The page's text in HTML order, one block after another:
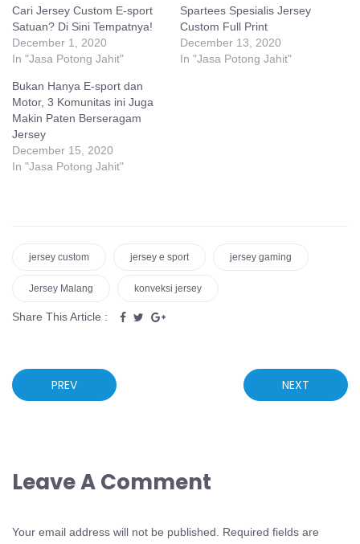
Cari Jersey Custom E-sport
Satuan? Di Sini Tempatnya!
December 1, 2020
In "Jasa Potong Jahit"
Spartees Spesialis Jersey
Custom Full Print
December 13, 2020
In "Jasa Potong Jahit"
Bukan Hanya E-sport dan
Motor, 3 Komunitas ini Juga
Makin Paten Berseragam
Jersey
December 15, 2020
In "Jasa Potong Jahit"
jersey custom jersey e sport jersey gaming
Jersey Malang konveksi jersey
Share This Article :
PREV NEXT
Leave A Comment
Your email address will not be published.
Required fields are